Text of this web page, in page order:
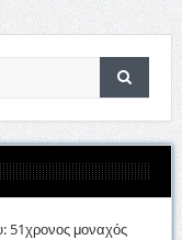
51χρονος μοναχός